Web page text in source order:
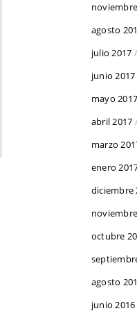
agosto
julio 2017
junio 2017
mayo 2017
abril 2017
marzo
enero
diciembre
octubre
agosto
junio 2016